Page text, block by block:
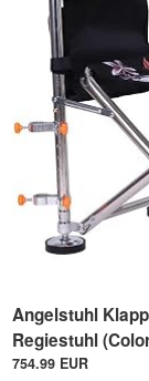
Angelstuhl
Regiestuhl
754.99 EUR